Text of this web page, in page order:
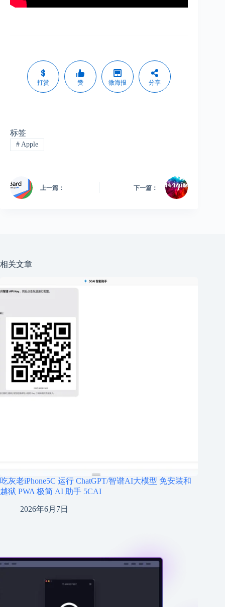
打赏 赞 微海报 分享
标签
#Apple
上一篇： 下一篇：
相关文章
吃灰老iPhone5C 运行 ChatGPT/智谱AI大模型 免安装和
越狱 PWA 极简 AI 助手 5CAI
2026年6月7日